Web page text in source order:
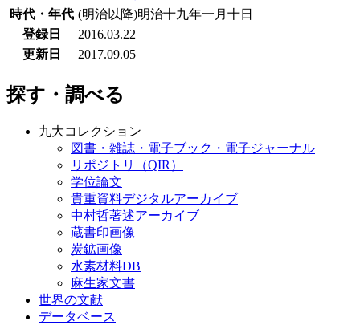
時代・年代 (明治以降)明治十九年一月十日
登録日
2016.03.22
更新日
2017.09.05
探す・調べる
九大コレクション
図書・雑誌・電子ブック・電子ジャーナル
リポジトリ（QIR）
学位論文
貴重資料デジタルアーカイブ
中村哲著述アーカイブ
蔵書印画像
炭鉱画像
水素材料DB
麻生家文書
世界の文献
データベース